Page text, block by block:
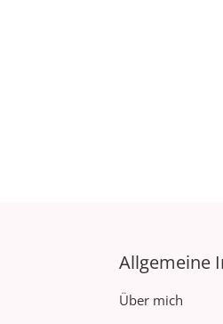
Allgemeine
Über mich